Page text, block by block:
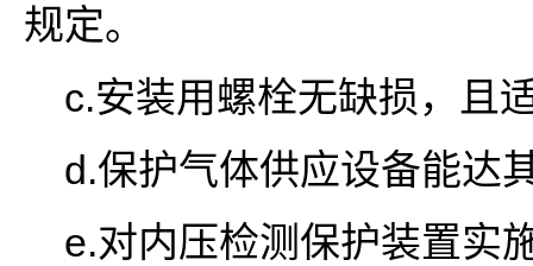
规定。
c.安装用螺栓无缺损，且
d.保护气体供应设备能达
e.对内压检测保护装置实